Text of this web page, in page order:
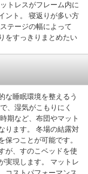
トレスがフレーム内に
ント。 寝返りが多い方
テージの幅によって
をすっきりまとめたい
な睡眠環境を整えるう
、湿気がこもりにく
期など、布団やマット
ります。 冬場の結露対
つことが可能です。
が、すのこベッドを使
実現します。 マットレ